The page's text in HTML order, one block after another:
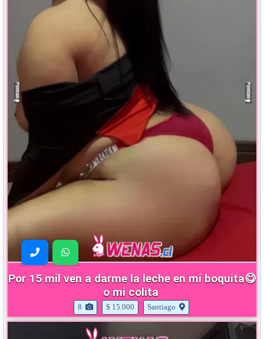
Por 15 mil ven a darme la leche en mi boquita😋
o mi colita
8 $ 15.000 Santiago